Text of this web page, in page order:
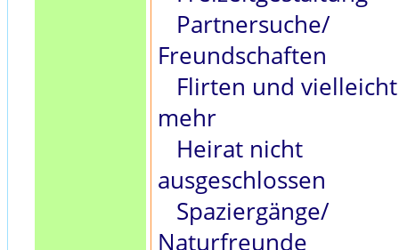
Partnersuche/
Freundschaften
Flirten und vielleicht
mehr
Heirat nicht
ausgeschlossen
Spaziergänge/
Naturfreunde